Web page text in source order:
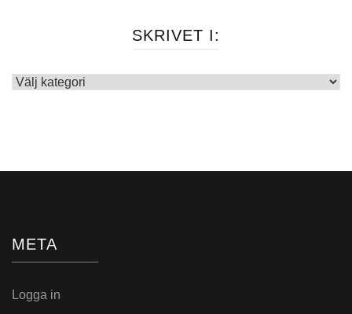
SKRIVET I:
Skrivet
META
Logga in